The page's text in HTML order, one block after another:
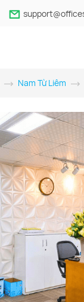
Nam Từ Liêm